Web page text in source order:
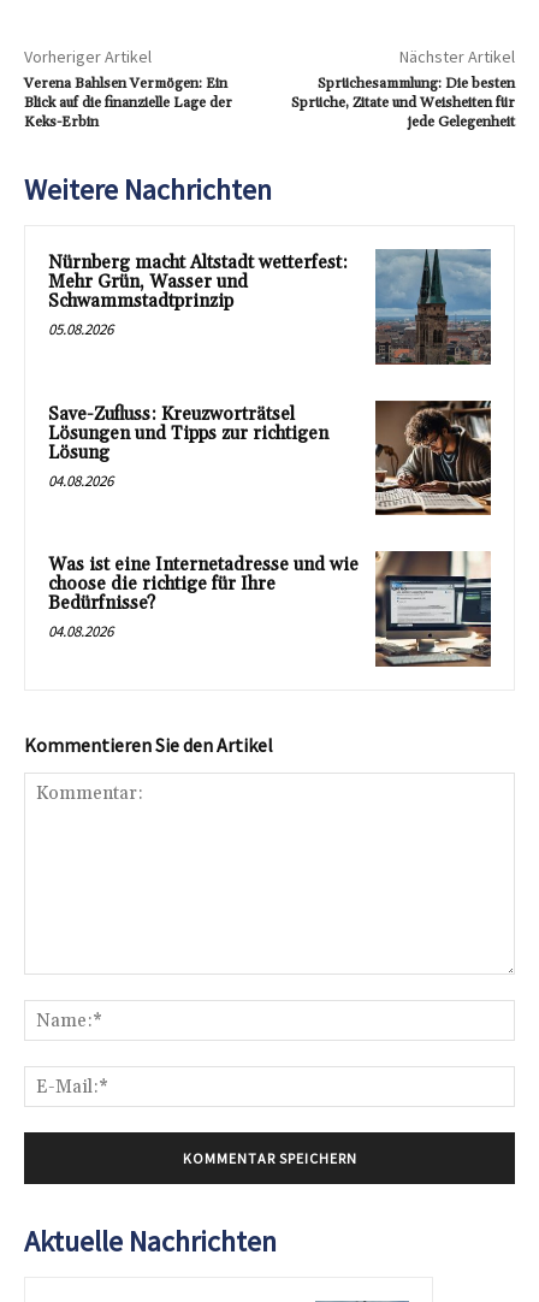
Vorheriger Artikel
Verena Bahlsen Vermögen: Ein
Blick auf die finanzielle Lage der
Keks-Erbin
Nächster Artikel
Sprüchesammlung: Die besten
Sprüche, Zitate und Weisheiten für
jede Gelegenheit
Weitere Nachrichten
Nürnberg macht Altstadt wetterfest:
Mehr Grün, Wasser und
Schwammstadtprinzip
05.08.2026
Save-Zufluss: Kreuzworträtsel
Lösungen und Tipps zur richtigen
Lösung
04.08.2026
Was ist eine Internetadresse und wie
choose die richtige für Ihre
Bedürfnisse?
04.08.2026
Kommentieren Sie den Artikel
Aktuelle Nachrichten